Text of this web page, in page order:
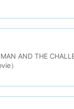
AND THE
）